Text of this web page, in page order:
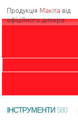
Продукція Макіта від
офіційного дилера
ІНСТРУМЕНТИ 580